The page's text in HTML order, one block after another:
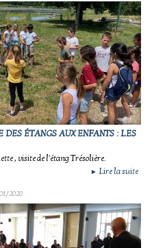
ÉTANGS AUX ENFANTS : LES
, visite de l'étang Trésolière.
► Lire la suite
2020